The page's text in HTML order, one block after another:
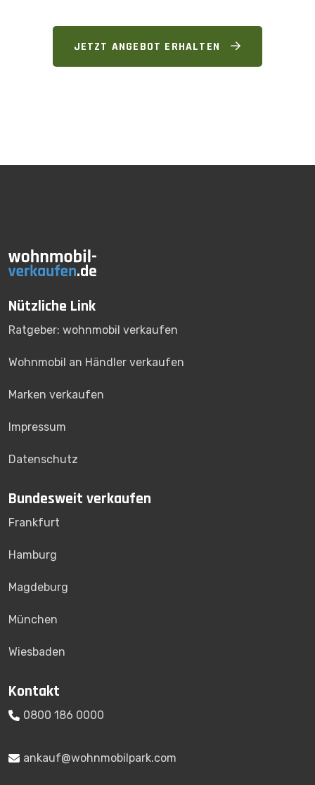
JETZT ANGEBOT ERHALTEN
Nützliche Link
Ratgeber: wohnmobil verkaufen
Wohnmobil an Händler verkaufen
Marken verkaufen
Impressum
Datenschutz
Bundesweit verkaufen
Frankfurt
Hamburg
Magdeburg
München
Wiesbaden
Kontakt
0800 186 0000
ankauf@wohnmobilpark.com